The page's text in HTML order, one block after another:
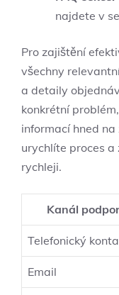
najdete v
Pro zajištění
všechny
a detaily
konkrétní
informací hned
urychlíte proces a
rychleji.
Kanál
Telefonický
Email